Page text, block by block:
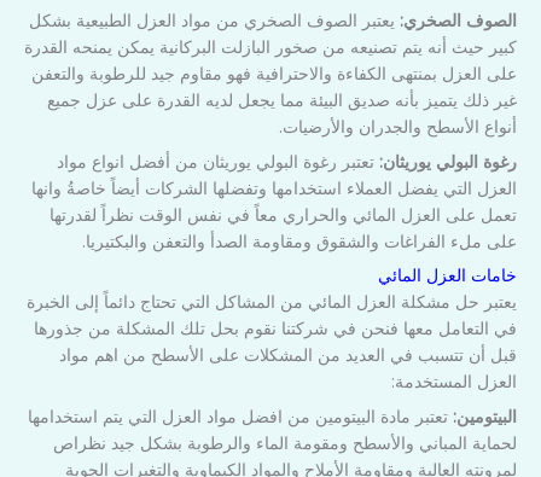
الصوف الصخري: يعتبر الصوف الصخري من مواد العزل الطبيعية بشكل
كبير حيث أنه يتم تصنيعه من صخور البازلت البركانية يمكن يمنحه القدرة
على العزل بمنتهى الكفاءة والاحترافية فهو مقاوم جيد للرطوبة والتعفن
غير ذلك يتميز بأنه صديق البيئة مما يجعل لديه القدرة على عزل جميع
أنواع الأسطح والجدران والأرضيات.
رغوة البولي يوريثان: تعتبر رغوة البولي يوريثان من أفضل انواع مواد
العزل التي يفضل العملاء استخدامها وتفضلها الشركات أيضاً خاصةُ وانها
تعمل على العزل المائي والحراري معاً في نفس الوقت نظراً لقدرتها
على ملء الفراغات والشقوق ومقاومة الصدأ والتعفن والبكتيريا.
خامات العزل المائي
يعتبر حل مشكلة العزل المائي من المشاكل التي تحتاج دائماً إلى الخبرة
في التعامل معها فنحن في شركتنا نقوم بحل تلك المشكلة من جذورها
قبل أن تتسبب في العديد من المشكلات على الأسطح من اهم مواد
العزل المستخدمة:
البيتومين: تعتبر مادة البيتومين من افضل مواد العزل التي يتم استخدامها
لحماية المباني والأسطح ومقومة الماء والرطوبة بشكل جيد نظراص
لمرونته العالية ومقاومة الأملاح والمواد الكيماوية والتغيرات الجوية